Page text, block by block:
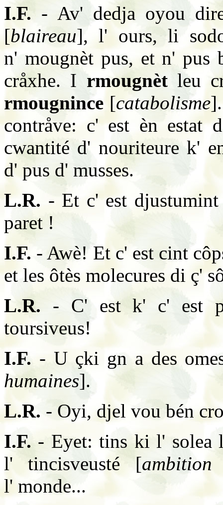
I.F. - Av' dedja oyou
[blaireau], l' ours, li
n' mougnèt pus, et n' pus
cråxhe. I rmougnètleu
rmougnince [catabolisme
contråve: c' est èn estat
cwantité d' nouriteure k'
d' pus d' musses.
L.R. - Et c' est
paret !
I.F. - Awè! Et c' est cint
et les ôtès molecures di ç'
L.R. - C' est k' c' est
toursiveus!
I.F.- U çki gn a des
humaines].
L.R. - Oyi, djel vou bén
I.F.- Eyet: tins ki l' solea
l' tincisveusté [ambition
l' monde...